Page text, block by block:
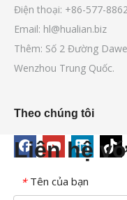
Điện thoại: +86-577-
Email: hl@hualian.biz
Thêm: Số 2 Đường
Wenzhou Trung Quốc.
Theo chúng tôi
Liên hệ
* Tên của bạn